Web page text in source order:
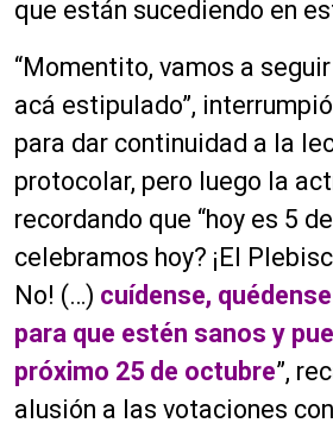
que están sucediendo en
“Momentito, vamos a
acá estipulado”,
para dar continuidad a la
protocolar, pero luego la
recordando que “hoy es 5
celebramos hoy? ¡El
No! (…) cuídense,
para que estén sanos y
próximo 25 de octubre”,
alusión a las votaciones